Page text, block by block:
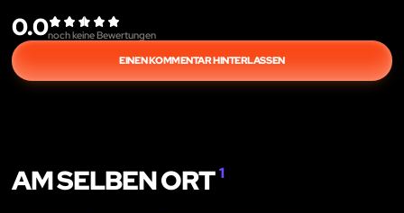
0.0noch keine Bewertungen
EINEN KOMMENTAR HINTERLASSEN
AM SELBEN ORT1